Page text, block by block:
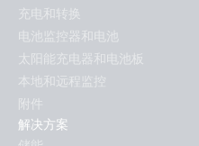
充电和转换
电池监控器和电池
太阳能充电器和电池板
本地和远程监控
附件
解决方案